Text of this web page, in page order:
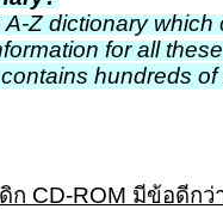
Z dictionary
for all
hundreds
ดิก CD-ROM มีข้อดีกว่